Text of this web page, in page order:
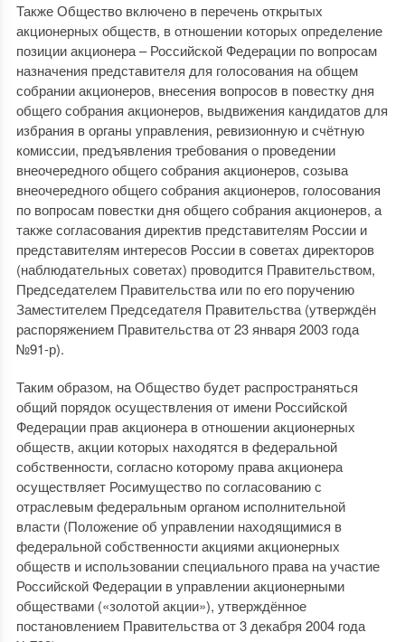
Также Общество включено в перечень открытых
акционерных обществ, в отношении которых определение
позиции акционера – Российской Федерации по вопросам
назначения представителя для голосования на общем
собрании акционеров, внесения вопросов в повестку дня
общего собрания акционеров, выдвижения кандидатов для
избрания в органы управления, ревизионную и счётную
комиссии, предъявления требования о проведении
внеочередного общего собрания акционеров, созыва
внеочередного общего собрания акционеров, голосования
по вопросам повестки дня общего собрания акционеров, а
также согласования директив представителям России и
представителям интересов России в советах директоров
(наблюдательных советах) проводится Правительством,
Председателем Правительства или по его поручению
Заместителем Председателя Правительства (утверждён
распоряжением Правительства от 23 января 2003 года
№91-р).
Таким образом, на Общество будет распространяться
общий порядок осуществления от имени Российской
Федерации прав акционера в отношении акционерных
обществ, акции которых находятся в федеральной
собственности, согласно которому права акционера
осуществляет Росимущество по согласованию с
отраслевым федеральным органом исполнительной
власти (Положение об управлении находящимися в
федеральной собственности акциями акционерных
обществ и использовании специального права на участие
Российской Федерации в управлении акционерными
обществами («золотой акции»), утверждённое
постановлением Правительства от 3 декабря 2004 года